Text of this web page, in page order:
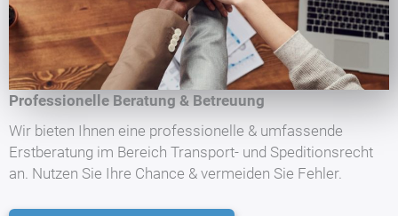
Professionelle Beratung & Betreuung
Wir bieten Ihnen eine professionelle & umfassende
Erstberatung im Bereich Transport- und Speditionsrecht
an. Nutzen Sie Ihre Chance & vermeiden Sie Fehler.